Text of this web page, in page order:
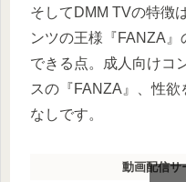
そして DMM TVの特徴
ンツの王様『FANZA』
できる点。成人向けコ
スの『FANZA』、性
なしです。
動画配信サ